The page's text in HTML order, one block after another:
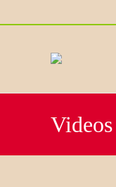
Videos